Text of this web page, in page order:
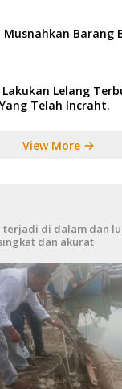
Musnahkan
Lelang
Telah Incraht.
View More
terjadi di dalam dan
dan akurat